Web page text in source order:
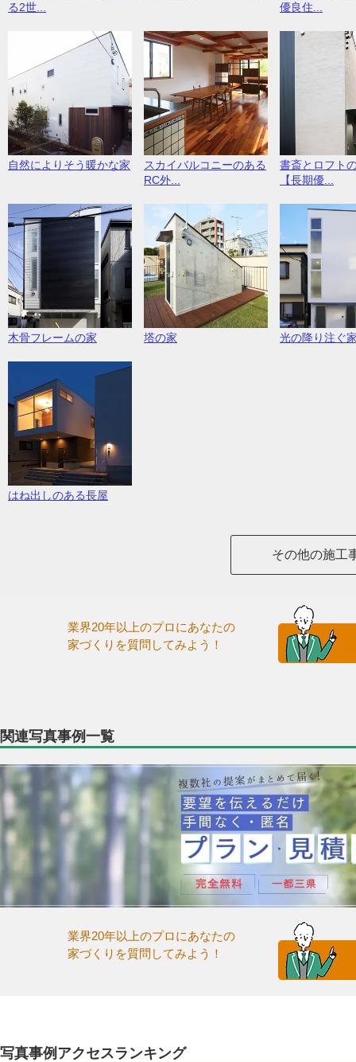
る2世...
優良住...
自然によりそう暖かな家
スカイバルコニーのある
RC外...
書斎とロフト
【長期優...
木骨フレームの家 塔の家 光の降り注ぐ
はね出しのある長屋
その他の施工
業界20年以上のプロにあなたの
家づくりを質問してみよう！
関連写真事例一覧
業界20年以上のプロにあなたの
家づくりを質問してみよう！
写真事例アクセスランキング